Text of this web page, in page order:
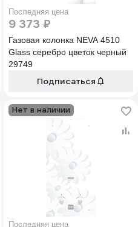
Последняя цена
9 373 ₽
Газовая колонка NEVA 4510
Glass серебро цветок черный
29749
Подписаться
Нет в наличии
Последняя цена